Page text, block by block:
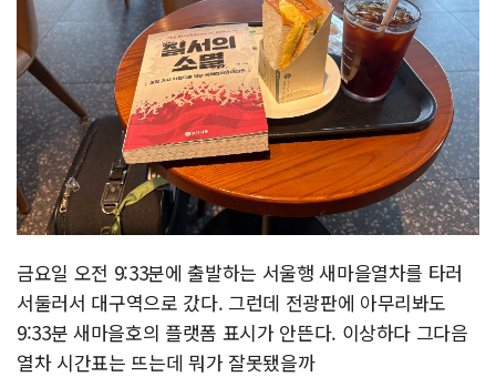
금요일 오전 9:33분에 출발하는 서울행 새마을열차를 타러
서둘러서 대구역으로 갔다. 그런데 전광판에 아무리봐도
9:33분 새마을호의 플랫폼 표시가 안뜬다. 이상하다 그다음
열차 시간표는 뜨는데 뭐가 잘못됐을까